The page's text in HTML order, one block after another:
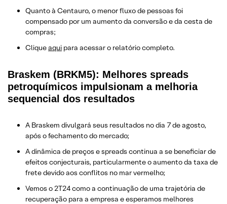
Quanto à Centauro, o menor fluxo de pessoas foi
compensado por um aumento da conversão e da cesta de
compras;
Cliqueaqui para acessar o relatório completo.
Braskem (BRKM5): Melhores spreads
petroquímicos impulsionam a melhoria
sequencial dos resultados
A Braskem divulgará seus resultados no dia 7 de agosto,
após o fechamento do mercado;
A dinâmica de preços e spreads continua a se beneficiar de
efeitos conjecturais, particularmente o aumento da taxa de
frete devido aos conflitos no mar vermelho;
Vemos o 2T24 como a continuação de uma trajetória de
recuperação para a empresa e esperamos melhores